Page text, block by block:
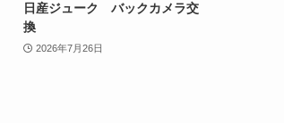
日産ジューク バックカメラ交
換
2026年7月26日